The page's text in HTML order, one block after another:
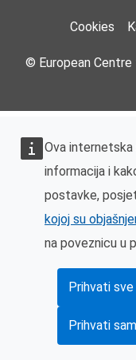
Ova
informacija i
postavke,
kojoj su
na poveznicu u
Prihvati
Prihvati
Cookies
© European Centre